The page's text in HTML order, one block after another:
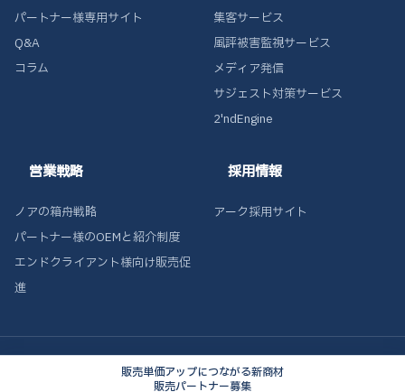
販売単価アップにつながる新商材
販売パートナー募集
パートナー様専用サイト
Q&A
コラム
集客サービス
風評被害監視サービス
メディア発信
サジェスト対策サービス
2'ndEngine
営業戦略
ノアの箱舟戦略
パートナー様のOEMと紹介制度
エンドクライアント様向け販売促
進
採用情報
アーク採用サイト
© 株式会社アテンド